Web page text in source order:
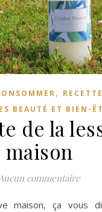
,
BEAUTÉ ET BIEN-
de la
maison
commentaire